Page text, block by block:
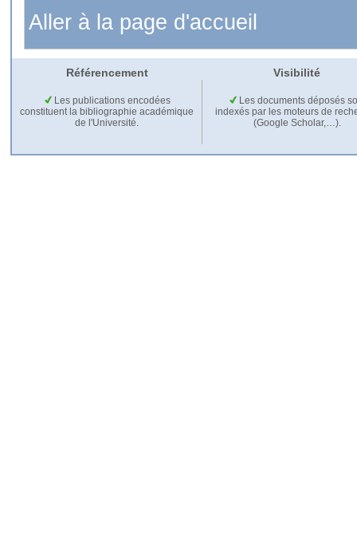
Aller à la page d'accueil
Référencement Visibilité
Les publications encodées
constituent la bibliographie académique
de l'Université.
Les documents déposés
indexés par les moteurs de
(Google Scholar,…).